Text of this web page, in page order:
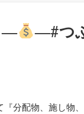
―
―#つ
分配物、施し物、